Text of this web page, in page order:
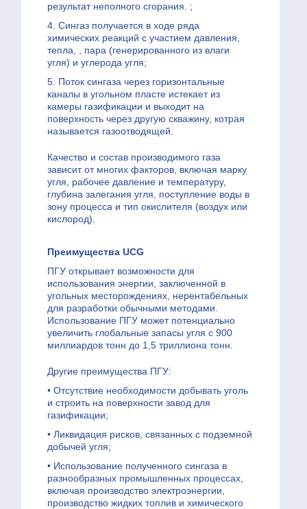
результат неполного сгорания. ;
4. Сингаз получается в ходе ряда
химических реакций с участием давления,
тепла, , пара (генерированного из влаги
угля) и углерода угля;
5. Поток сингаза через горизонтальные
каналы в угольном пласте истекает из
камеры газификации и выходит на
поверхность через другую скважину, котрая
называется газоотводящей.
Качество и состав производимого газа
зависит от многих факторов, включая марку
угля, рабочее давление и температуру,
глубина залегания угля, поступление воды в
зону процесса и тип окислителя (воздух или
кислород).
Преимущества UCG
ПГУ открывает возможности для
использования энергии, заключенной в
угольных месторождениях, нерентабельных
для разработки обычными методами.
Использование ПГУ может потенциально
увеличить глобальные запасы угля с 900
миллиардов тонн до 1,5 триллиона тонн.
Другие преимущества ПГУ:
• Отсутствие необходимости добывать уголь
и строить на поверхности завод для
газификации;
• Ликвидация рисков, связанных с подземной
добычей угля;
• Использование полученного сингаза в
разнообразных промышленных процессах,
включая производство электроэнергии,
производство жидких топлив и химического